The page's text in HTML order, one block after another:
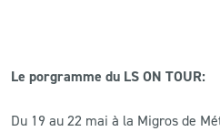
Le porgramme du LS ON TOUR:
Du 19 au 22 mai à la Migros de